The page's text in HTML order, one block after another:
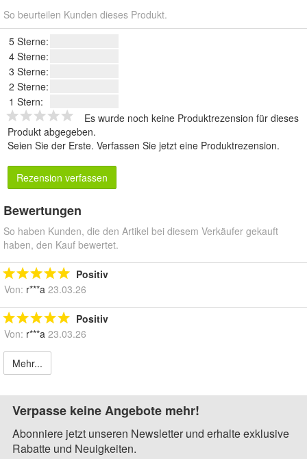
So beurteilen Kunden dieses Produkt.
5 Sterne:
4 Sterne:
3 Sterne:
2 Sterne:
1 Stern:
Es wurde noch keine Produktrezension für dieses
Produkt abgegeben.
Seien Sie der Erste. Verfassen Sie jetzt eine Produktrezension.
Rezension verfassen
Bewertungen
So haben Kunden, die den Artikel bei diesem Verkäufer gekauft
haben, den Kauf bewertet.
Positiv
Von: r***a 23.03.26
Positiv
Von: r***a 23.03.26
Mehr...
Verpasse keine Angebote mehr!
Abonniere jetzt unseren Newsletter und erhalte exklusive
Rabatte und Neuigkeiten.